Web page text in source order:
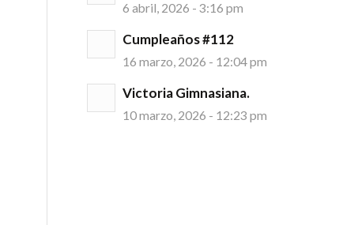
6 abril, 2026 - 3:16 pm
Cumpleaños #112
16 marzo, 2026 - 12:04 pm
Victoria Gimnasiana.
10 marzo, 2026 - 12:23 pm